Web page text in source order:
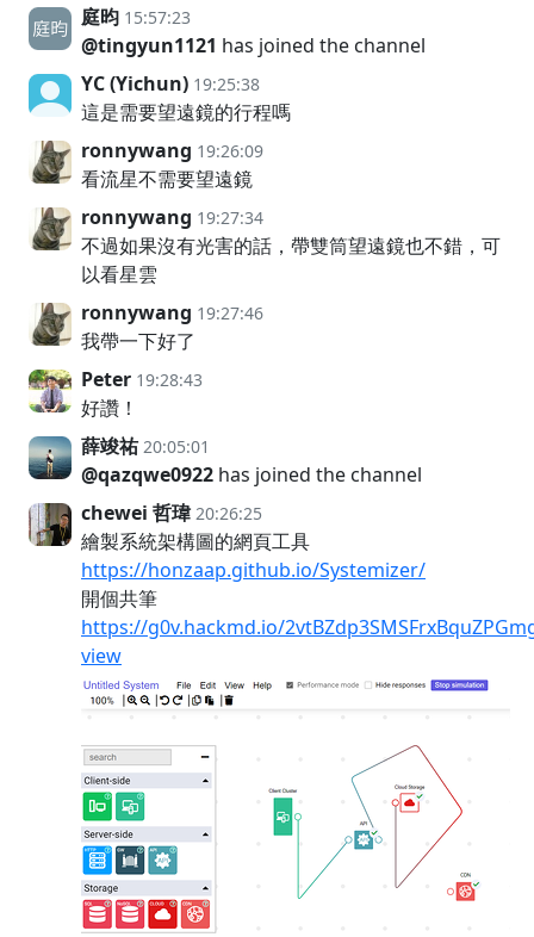
庭昀 15:57:23
@tingyun1121 has joined the channel
YC (Yichun) 19:25:38
這是需要望遠鏡的行程嗎
ronnywang 19:26:09
看流星不需要望遠鏡
ronnywang 19:27:34
不過如果沒有光害的話，帶雙筒望遠鏡也不錯，可
以看星雲
ronnywang 19:27:46
我帶一下好了
Peter 19:28:43
好讚！
薛竣祐 20:05:01
@qazqwe0922 has joined the channel
chewei 哲瑋 20:26:25
繪製系統架構圖的網頁工具
https://honzaap.github.io/Systemizer/
開個共筆
https://g0v.hackmd.io/
view